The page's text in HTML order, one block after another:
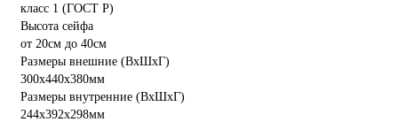
класс 1 (ГОСТ Р)
Высота сейфа
от 20см до 40см
Размеры внешние (ВхШхГ)
300x440x380мм
Размеры внутренние (ВхШхГ)
244x392x298мм